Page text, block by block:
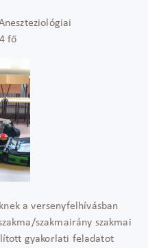
fő
a versenyfelhívásban
szakmairány szakmai
gyakorlati feladatot